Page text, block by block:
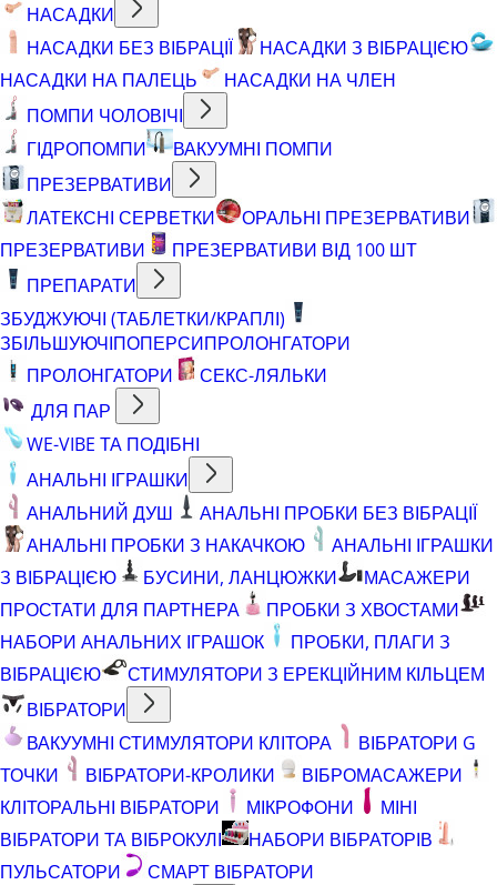
НАСАДКИ
НАСАДКИ БЕЗ ВІБРАЦІЇ
НАСАДКИ З ВІБРАЦІЄЮ
НАСАДКИ НА ПАЛЕЦЬ
НАСАДКИ НА ЧЛЕН
ПОМПИ ЧОЛОВІЧІ
ГІДРОПОМПИ
ВАКУУМНІ ПОМПИ
ПРЕЗЕРВАТИВИ
ЛАТЕКСНІ СЕРВЕТКИ
ОРАЛЬНІ ПРЕЗЕРВАТИВИ
ПРЕЗЕРВАТИВИ
ПРЕЗЕРВАТИВИ ВІД 100 ШТ
ПРЕПАРАТИ
ЗБУДЖУЮЧІ (ТАБЛЕТКИ/КРАПЛІ)
ЗБІЛЬШУЮЧІПОПЕРСИПРОЛОНГАТОРИ
ПРОЛОНГАТОРИ
СЕКС-ЛЯЛЬКИ
ДЛЯ ПАР
WE-VIBE ТА ПОДІБНІ
АНАЛЬНІ ІГРАШКИ
АНАЛЬНИЙ ДУШ
АНАЛЬНІ ПРОБКИ БЕЗ ВІБРАЦІЇ
АНАЛЬНІ ПРОБКИ З НАКАЧКОЮ
АНАЛЬНІ ІГРАШКИ
З ВІБРАЦІЄЮ
БУСИНИ, ЛАНЦЮЖКИ
МАСАЖЕРИ
ПРОСТАТИ ДЛЯ ПАРТНЕРА
ПРОБКИ З ХВОСТАМИ
НАБОРИ АНАЛЬНИХ ІГРАШОК
ПРОБКИ, ПЛАГИ З
ВІБРАЦІЄЮ
СТИМУЛЯТОРИ З ЕРЕКЦІЙНИМ КІЛЬЦЕМ
ВІБРАТОРИ
ВАКУУМНІ СТИМУЛЯТОРИ КЛІТОРА
ВІБРАТОРИ G
ТОЧКИ
ВІБРАТОРИ-КРОЛИКИ
ВІБРОМАСАЖЕРИ
КЛІТОРАЛЬНІ ВІБРАТОРИ
МІКРОФОНИ
МІНІ
ВІБРАТОРИ ТА ВІБРОКУЛІ
НАБОРИ ВІБРАТОРІВ
ПУЛЬСАТОРИ
СМАРТ ВІБРАТОРИ